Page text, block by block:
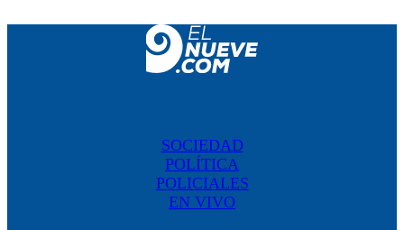
SOCIEDAD
POLÍTICA
POLICIALES
EN VIVO